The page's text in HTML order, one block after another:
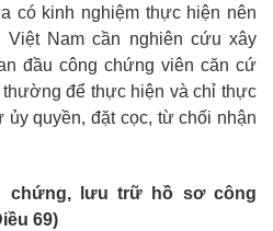
có kinh nghiệm thực hiện nên
Nam cần nghiên cứu xây
đầu công chứng viên căn cứ
để thực hiện và chỉ thực
ủy quyền, đặt cọc, từ chối nhận
chứng, lưu trữ hồ sơ công
69)